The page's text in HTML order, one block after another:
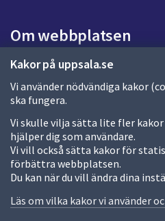
Kakor på uppsala.se
Vi använder nödvändiga kakor
ska fungera.
Vi skulle vilja sätta lite fler
hjälper dig som användare.
Vi vill också sätta kakor för
förbättra webbplatsen.
Du kan när du vill ändra dina
Läs om vilka kakor vi använder
d
a
Om webbplatsen
Om webbplatsen
Allmänna handlingar och
Behandling av personuppgifter
Kakor
Språk (other languages)
Tillgänglighetsredogörelse